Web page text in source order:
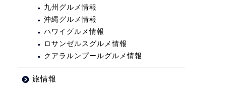
九州グルメ情報
沖縄グルメ情報
ハワイグルメ情報
ロサンゼルスグルメ情報
クアラルンプールグルメ情報
旅情報